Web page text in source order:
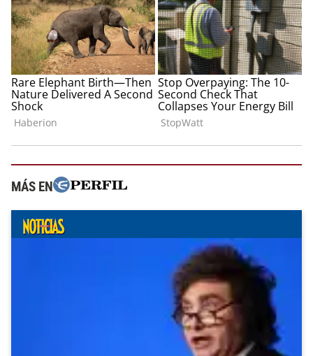
MÁS EN